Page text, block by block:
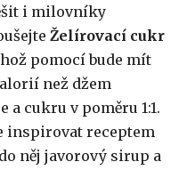
i milovníky
Želírovací cukr
pomocí bude mít
než džem
cukru v poměru 1:1.
inspirovat receptem
něj javorový sirup a